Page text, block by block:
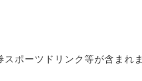
ポーツドリンク等が含まれま